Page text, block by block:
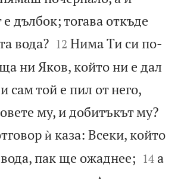
дълбок; тогава откъде
вода?
12 Нима Ти си по-
ни Яков, който ни е дал
сам той е пил от него,
му, и добитъкът му?
ѝ каза: Всеки, който
вода, пак ще ожаднее; 

14 а